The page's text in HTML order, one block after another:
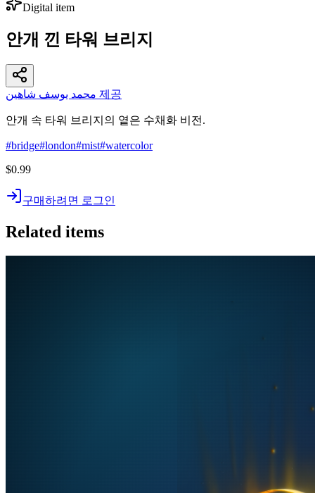
Digital item
안개 낀 타워 브리지
محمد يوسف شاهين 제공
안개 속 타워 브리지의 옅은 수채화 비전.
#bridge#london#mist#watercolor
$0.99
구매하려면 로그인
Related items